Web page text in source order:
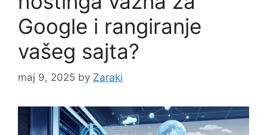
Google i rangiranje
vašeg sajta?
maj 9, 2025 by Zaraki